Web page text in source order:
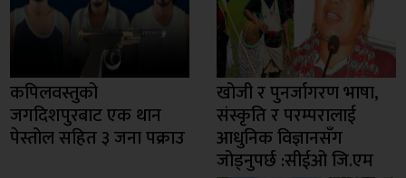
कपिलवस्तुको
जगदिशपुरबाट एक थान
पेस्तोल सहित ३ जना पक्राउ
खोजी र पुनर्जागरण भाषा,
संस्कृति र परम्परालाई
आधुनिक विज्ञानसँग
जोड्नुपर्छ :सीईओ जि.एम